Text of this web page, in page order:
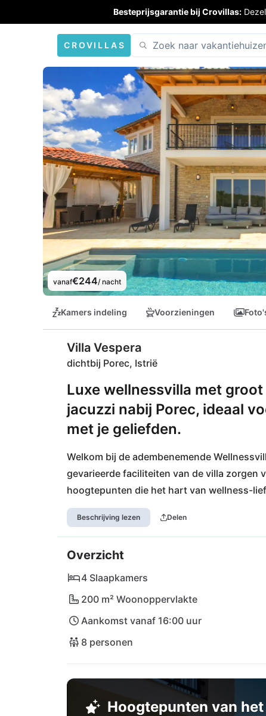
Besteprijsgarantie bij Crovillas:
CROVILLAS
vanaf€244/ nacht
Kamers indeling Voorzieningen
Villa Vespera
dichtbij Porec, Istrië
Luxe wellnessvilla met
jacuzzi nabij Porec, ideaal
met je geliefden.
Welkom bij de adembenemende
gevarieerde faciliteiten van de villa zorgen
hoogtepunten die het hart van wellness-
en stranden van de westkust van Istrië zijn
bereiken. In Porec kunt u genieten van
gezellige avonduren in een bar bent u hier
van Pula ligt op 60 km afstand.
Beschrijving lezen Delen
Overzicht
4 Slaapkamers
200 m² Woonoppervlakte
Aankomst vanaf 16:00 uur
8 personen
Hoogtepunten van